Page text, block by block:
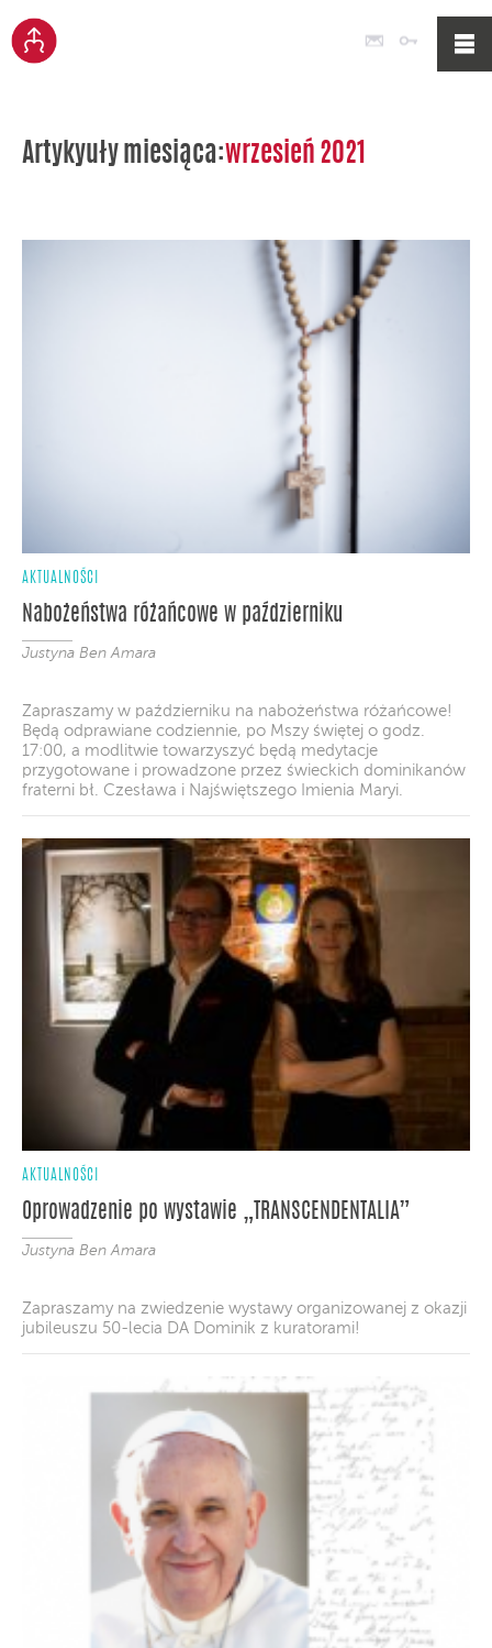
Poczta
Artykyuły miesiąca:wrzesień 2021
AKTUALNOŚCI
Nabożeństwa różańcowe w październiku
Justyna Ben Amara
Zapraszamy w październiku na nabożeństwa różańcowe!
Będą odprawiane codziennie, po Mszy świętej o godz.
17:00, a modlitwie towarzyszyć będą medytacje
przygotowane i prowadzone przez świeckich dominikanów
fraterni bł. Czesława i Najświętszego Imienia Maryi.
AKTUALNOŚCI
Oprowadzenie po wystawie „TRANSCENDENTALIA”
Justyna Ben Amara
Zapraszamy na zwiedzenie wystawy organizowanej z okazji
jubileuszu 50-lecia DA Dominik z kuratorami!